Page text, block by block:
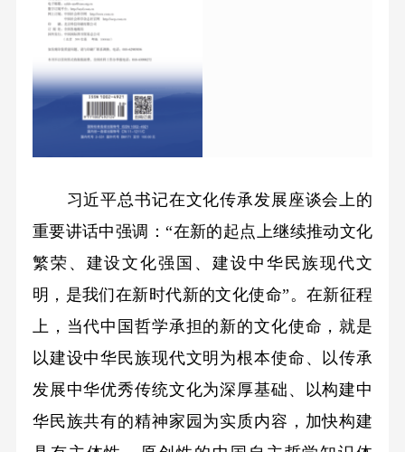
习近平总书记在文化传承发展座谈会上的
重要讲话中强调：“在新的起点上继续推动文化
繁荣、建设文化强国、建设中华民族现代文
明，是我们在新时代新的文化使命”。在新征程
上，当代中国哲学承担的新的文化使命，就是
以建设中华民族现代文明为根本使命、以传承
发展中华优秀传统文化为深厚基础、以构建中
华民族共有的精神家园为实质内容，加快构建